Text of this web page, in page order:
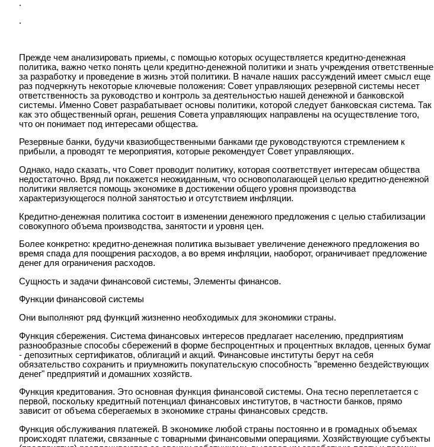
.
.
Прежде чем анализировать приемы, с помощью которых осуществляется кредитно-денежная
политика, важно четко понять цели кредитно-денежной политики и знать учреждения ответственные
за разработку и проведение в жизнь этой политики. В начале наших рассуждений имеет смысл еще
раз подчеркнуть некоторые ключевые положения: Совет управляющих резервной системы несет
ответственность за руководство и контроль за деятельностью нашей денежной и банковской
системы. Именно Совет разрабатывает основы политики, которой следует банковская система. Так
как это общественный орган, решения Совета управляющих направлены на осуществление того,
что он понимает под интересами общества.
Резервные банки, будучи квазиобщественными банками где руководствуются стремлением к
прибыли, а проводят те мероприятия, которые рекомендует Совет управляющих.
Однако, надо сказать, что Совет проводит политику, которая соответствует интересам общества
недостаточно. Вряд ли покажется неожиданным, что основополагающей целью кредитно-денежной
политики является помощь экономике в достижении общего уровня производства
характеризующегося полной занятостью и отсутствием инфляции.
Кредитно-денежная политика состоит в изменении денежного предложения с целью стабилизации
совокупного объема производства, занятости и уровня цен.
Более конкретно: кредитно-денежная политика вызывает увеличение денежного предложения во
время спада для поощрения расходов, а во время инфляции, наоборот, ограничивает предложение
денег для ограничения расходов.
Сущность и задачи финансовой системы, Элементы финансов.
Функции финансовой системы
Они выполняют ряд функций жизненно необходимых для экономики страны.
Функция сбережения. Система финансовых интересов предлагает населению, предприятиям
разнообразные способы сбережений в форме беспроцентных и процентных вкладов, ценных бумаг
- депозитных сертификатов, облигаций и акций. Финансовые институты берут на себя
обязательство сохранить и приумножить покупательскую способность "временно бездействующих
денег" предприятий и домашних хозяйств.
Функция кредитования. Это основная функция финансовой системы. Она тесно переплетается с
первой, поскольку кредитный потенциал финансовых институтов, в частности банков, прямо
зависит от объема сберегаемых в экономике страны финансовых средств.
Функция обслуживания платежей. В экономике любой страны постоянно и в громадных объемах
происходят платежи, связанные с товарными финансовыми операциями. Хозяйствующие субъекты